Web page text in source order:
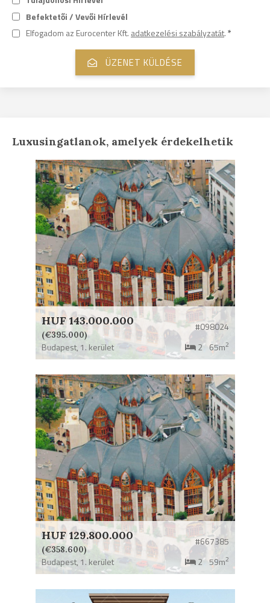
Befektetői / Vevői Hírlevél
Elfogadom az Eurocenter Kft. adatkezelési szabályzatát.*
Luxusingatlanok, amelyek érdekelhetik
HUF 143.000.000
(€395.000)
#098024
Budapest, 1. kerület 2 65m2
HUF 129.800.000
(€358.600)
#667385
Budapest, 1. kerület 2 59m2